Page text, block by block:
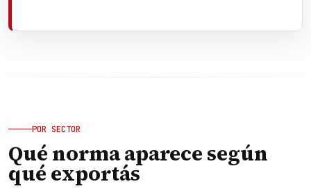
POR SECTOR
Qué norma aparece según
qué exportás